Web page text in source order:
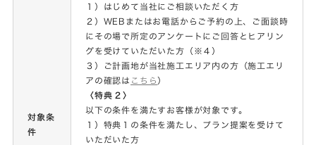
対象条
件
１）はじめて当社にご相談いただく方
２）WEBまたはお電話からご予約の上、ご面談時
にその場で所定のアンケートにご回答とヒアリン
グを受けていただいた方（※４）
３）ご計画地が当社施工エリア内の方（施工エリ
アの確認は こちら ）
〈特典２〉
以下の条件を満たすお客様が対象です。
１）特典１の条件を満たし、プラン提案を受けて
いただいた方